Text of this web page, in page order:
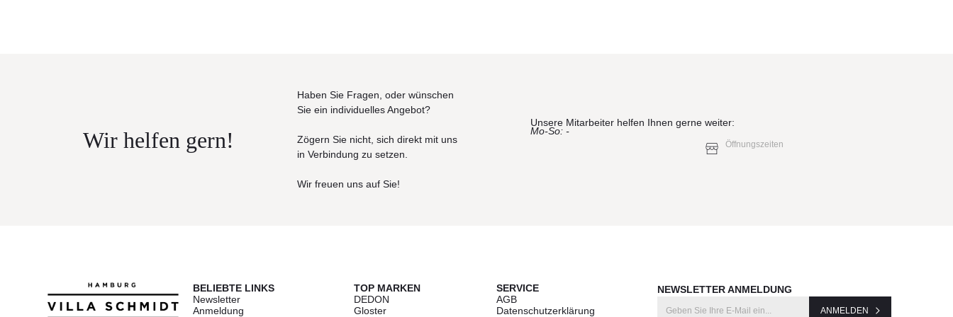
Wir helfen gern!
Haben Sie Fragen, oder wünschen
Sie ein individuelles Angebot?
Zögern Sie nicht, sich direkt mit uns
in Verbindung zu setzen.
Wir freuen uns auf Sie!
Unsere Mitarbeiter helfen Ihnen gerne weiter:
Mo-So: -
Öffnungszeiten
BELIEBTE LINKS
Newsletter
Anmeldung
TOP MARKEN
DEDON
Gloster
SERVICE
AGB
Datenschutzerklärung
NEWSLETTER ANMELDUNG
ANMELDEN